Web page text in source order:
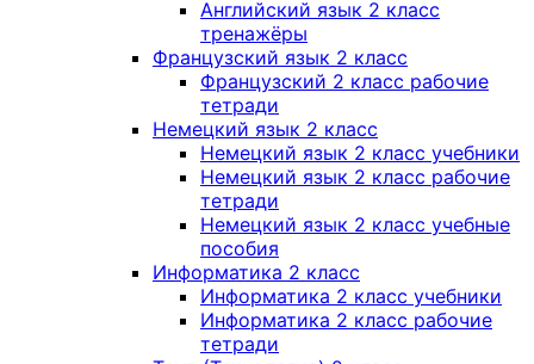
Английский язык 2 класс
тренажёры
Французский язык 2 класс
Французский 2 класс рабочие
тетради
Немецкий язык 2 класс
Немецкий язык 2 класс учебники
Немецкий язык 2 класс рабочие
тетради
Немецкий язык 2 класс учебные
пособия
Информатика 2 класс
Информатика 2 класс учебники
Информатика 2 класс рабочие
тетради